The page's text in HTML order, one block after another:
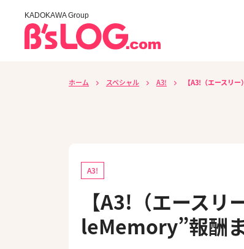
KADOKAWA Group
ホーム スペシャル A3! 【A3!（エースリ
A3!
【A3!（エース
leMemory”報酬